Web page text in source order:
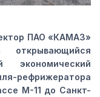
ПАО «КАМАЗ»
экономический
М-11 до Санкт-